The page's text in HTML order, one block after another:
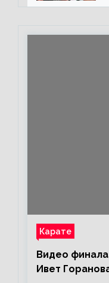
Карате
Видео
Ивет